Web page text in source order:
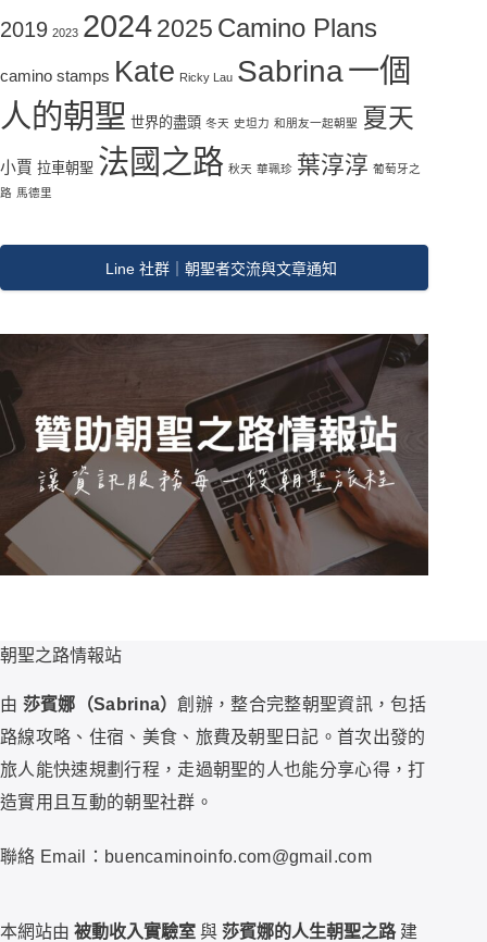
2019 2023 20242025 Camino Plans
camino stamps Kate Ricky Lau Sabrina一個
人的朝聖 世界的盡頭 冬天 史坦力 和朋友一起朝聖 夏天
小賈 拉車朝聖 法國之路 秋天 華珮珍 葉淳淳 葡萄牙之
路 馬德里
Line 社群｜朝聖者交流與文章通知
朝聖之路情報站
由 莎賓娜（Sabrina）創辦，整合完整朝聖資訊，包括
路線攻略、住宿、美食、旅費及朝聖日記。首次出發的
旅人能快速規劃行程，走過朝聖的人也能分享心得，打
造實用且互動的朝聖社群。
聯絡 Email：buencaminoinfo.com@gmail.com
本網站由 被動收入實驗室 與 莎賓娜的人生朝聖之路 建